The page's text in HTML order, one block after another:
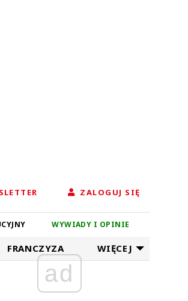
ZALOGUJ SIĘ
WYWIADY I OPINIE
FRANCZYZA WIĘCEJ
ad